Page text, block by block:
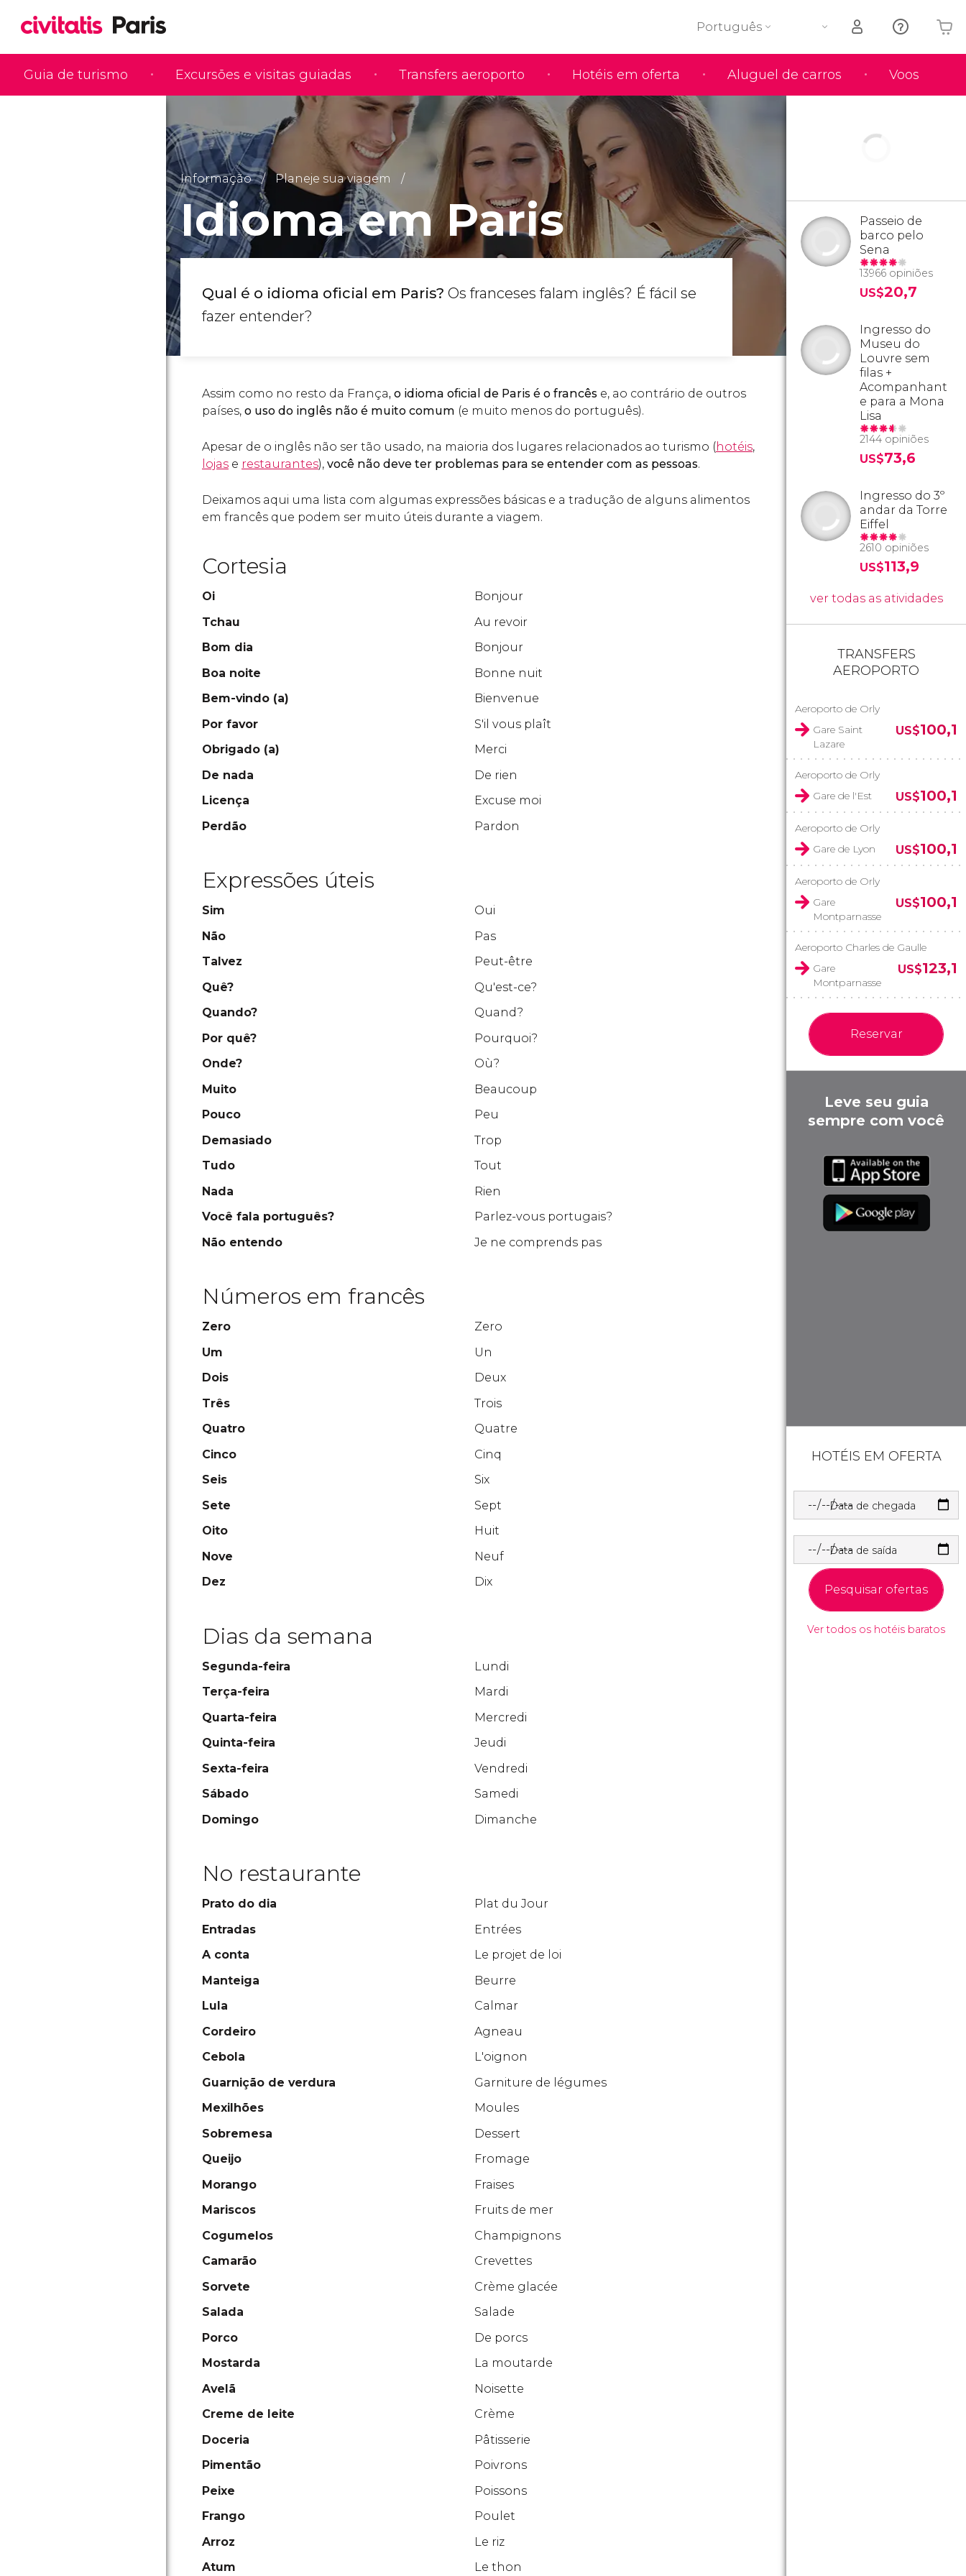
Guia de turismo Excursões e visitas guiadas Transfers aeroporto Hotéis em oferta Aluguel de carros Voos
Português
O seu carrinho está vazio
Informação Planeje sua viagem
Idioma em Paris
Qual é o idioma oficial em Paris? Os franceses falam inglês? É fácil se
fazer entender?
Assim como no resto da França, o idioma oficial de Paris é o francês e, ao contrário de outros
países, o uso do inglês não é muito comum (e muito menos do português).
Apesar de o inglês não ser tão usado, na maioria dos lugares relacionados ao turismo (hotéis,
lojas e restaurantes), você não deve ter problemas para se entender com as pessoas.
Deixamos aqui uma lista com algumas expressões básicas e a tradução de alguns alimentos
em francês que podem ser muito úteis durante a viagem.
Cortesia
Oi
Bonjour
Tchau
Au revoir
Bom dia
Bonjour
Boa noite
Bonne nuit
Bem-vindo (a)
Bienvenue
Por favor
S'il vous plaît
Obrigado (a)
Merci
De nada
De rien
Licença
Excuse moi
Perdão
Pardon
Expressões úteis
Sim
Oui
Não
Pas
Talvez
Peut-être
Quê?
Qu'est-ce?
Quando?
Quand?
Por quê?
Pourquoi?
Onde?
Où?
Muito
Beaucoup
Pouco
Peu
Demasiado
Trop
Tudo
Tout
Nada
Rien
Você fala português?
Parlez-vous portugais?
Não entendo
Je ne comprends pas
Números em francês
Zero
Zero
Um
Un
Dois
Deux
Três
Trois
Quatro
Quatre
Cinco
Cinq
Seis
Six
Sete
Sept
Oito
Huit
Nove
Neuf
Dez
Dix
Dias da semana
Segunda-feira
Lundi
Terça-feira
Mardi
Quarta-feira
Mercredi
Quinta-feira
Jeudi
Sexta-feira
Vendredi
Sábado
Samedi
Domingo
Dimanche
No restaurante
Prato do dia
Plat du Jour
Entradas
Entrées
A conta
Le projet de loi
Manteiga
Beurre
Lula
Calmar
Cordeiro
Agneau
Cebola
L'oignon
Guarnição de verdura
Garniture de légumes
Mexilhões
Moules
Sobremesa
Dessert
Queijo
Fromage
Morango
Fraises
Mariscos
Fruits de mer
Cogumelos
Champignons
Camarão
Crevettes
Sorvete
Crème glacée
Salada
Salade
Porco
De porcs
Mostarda
La moutarde
Avelã
Noisette
Creme de leite
Crème
Doceria
Pâtisserie
Pimentão
Poivrons
Peixe
Poissons
Frango
Poulet
Arroz
Le riz
Atum
Le thon
Passeio de
barco pelo
Sena
13966 opiniões
US$20,7
Ingresso do
Museu do
Louvre sem
filas +
Acompanhant
e para a Mona
Lisa
2144 opiniões
US$73,6
Ingresso do 3º
andar da Torre
Eiffel
2610 opiniões
US$113,9
ver todas as atividades
TRANSFERS
AEROPORTO
Aeroporto de Orly
Gare Saint
Lazare
US$100,1
Aeroporto de Orly
Gare de l'Est
US$100,1
Aeroporto de Orly
Gare de Lyon
US$100,1
Aeroporto de Orly
Gare
Montparnasse
US$100,1
Aeroporto Charles de Gaulle
Gare
Montparnasse
US$123,1
Reservar
Leve seu guia
sempre com você
HOTÉIS EM OFERTA
Data de chegada
Data de saída
Pesquisar ofertas
Ver todos os hotéis baratos